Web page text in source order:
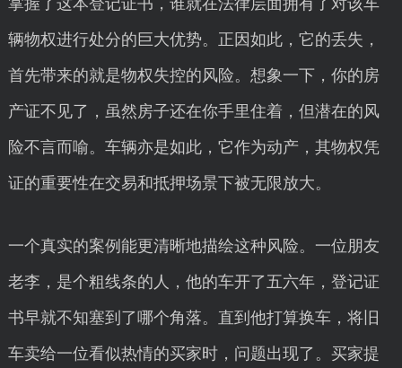
掌握了这本登记证书，谁就在法律层面拥有了对该车
辆物权进行处分的巨大优势。正因如此，它的丢失，
首先带来的就是物权失控的风险。想象一下，你的房
产证不见了，虽然房子还在你手里住着，但潜在的风
险不言而喻。车辆亦是如此，它作为动产，其物权凭
证的重要性在交易和抵押场景下被无限放大。
一个真实的案例能更清晰地描绘这种风险。一位朋友
老李，是个粗线条的人，他的车开了五六年，登记证
书早就不知塞到了哪个角落。直到他打算换车，将旧
车卖给一位看似热情的买家时，问题出现了。买家提